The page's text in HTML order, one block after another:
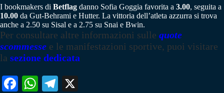
I bookmakers di Betflag danno Sofia Goggia favorita a 3.00, seguita a
10.00 da Gut-Behrami e Hutter. La vittoria dell’atleta azzurra si trova
anche a 2.50 su Sisal e a 2.75 su Snai e Bwin.
Per consultare altre informazioni sulle quote
scommesse e le manifestazioni sportive, puoi visitare
la sezione dedicata
Fa W
Te